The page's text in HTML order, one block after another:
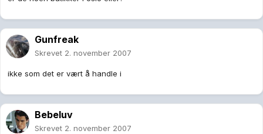
Gunfreak
Skrevet 2. november 2007
ikke som det er vært å handle i
Bebeluv
Skrevet 2. november 2007